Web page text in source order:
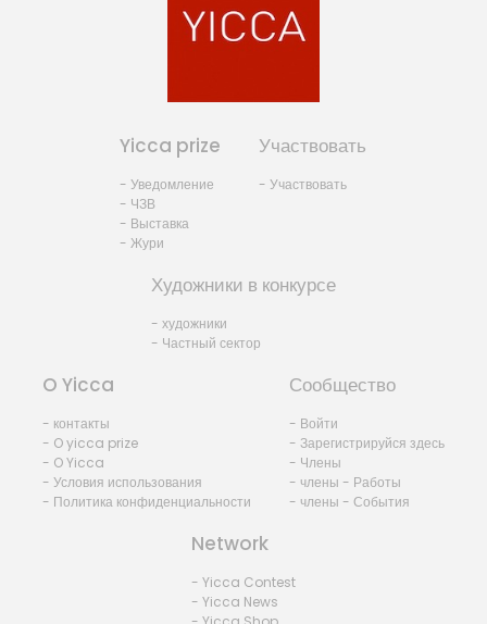
Yicca prize
- Уведомление
- ЧЗВ
- Выставка
- Жури
Участвовать
- Участвовать
Художники в конкурсе
- художники
- Частный сектор
O Yicca
- контакты
- O yicca prize
- O Yicca
- Условия использования
- Политика конфиденциальности
Сообщество
- Войти
- Зарегистрируйся здесь
- Члены
- члены - Работы
- члены - События
Network
- Yicca Contest
- Yicca News